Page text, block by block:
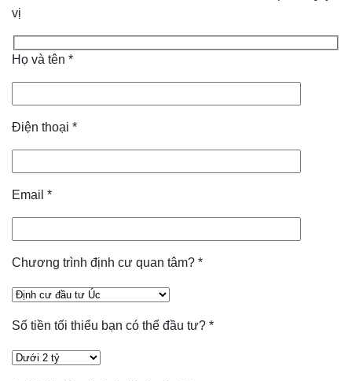
vị
Họ và tên *
Điện thoại *
Email *
Chương trình định cư quan tâm? *
Số tiền tối thiểu bạn có thể đầu tư? *